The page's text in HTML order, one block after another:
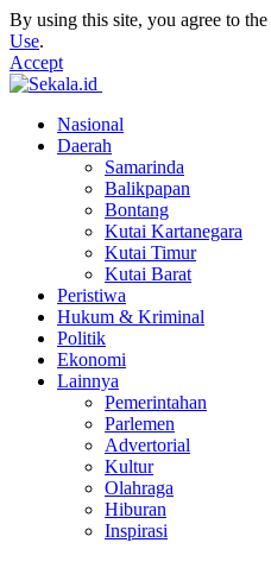
By using this site, you agree to the
Use.
Accept
Nasional
Daerah
Samarinda
Balikpapan
Bontang
Kutai Kartanegara
Kutai Timur
Kutai Barat
Peristiwa
Hukum & Kriminal
Politik
Ekonomi
Lainnya
Pemerintahan
Parlemen
Advertorial
Kultur
Olahraga
Hiburan
Inspirasi